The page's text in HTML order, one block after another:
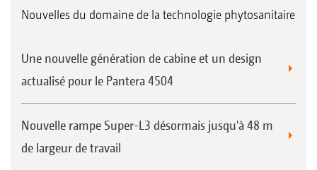
Nouvelles du domaine de la technologie phytosanitaire
Une nouvelle génération de cabine et un design
actualisé pour le Pantera 4504
Nouvelle rampe Super-L3 désormais jusqu'à 48 m
de largeur de travail